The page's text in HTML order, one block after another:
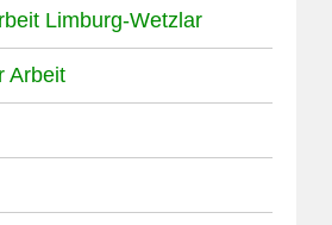
Limburg-Wetzlar
Arbeit